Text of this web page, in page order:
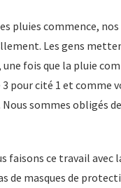
pluies commence,
Les gens
fois que la pluie
pour cité 1 et comme
Nous sommes obligés
faisons ce travail avec
de masques de